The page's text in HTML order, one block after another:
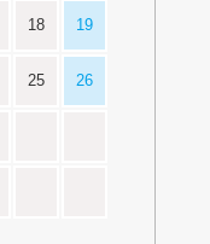
18 19
25 26